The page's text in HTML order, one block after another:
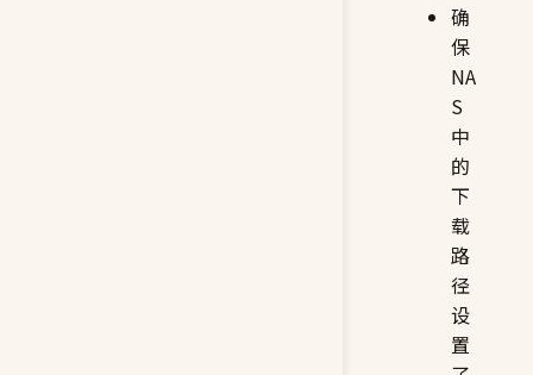
确
保
NA
S
中
的
下
载
路
径
设
置